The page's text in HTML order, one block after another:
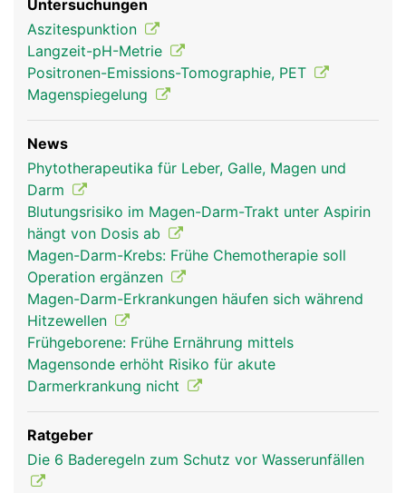
Untersuchungen
Aszitespunktion
Langzeit-pH-Metrie
Positronen-Emissions-Tomographie, PET
Magenspiegelung
News
Phytotherapeutika für Leber, Galle, Magen und
Darm
Blutungsrisiko im Magen-Darm-Trakt unter Aspirin
hängt von Dosis ab
Magen-Darm-Krebs: Frühe Chemotherapie soll
Operation ergänzen
Magen-Darm-Erkrankungen häufen sich während
Hitzewellen
Frühgeborene: Frühe Ernährung mittels
Magensonde erhöht Risiko für akute
Darmerkrankung nicht
Ratgeber
Die 6 Baderegeln zum Schutz vor Wasserunfällen